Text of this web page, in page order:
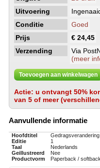
Uitvoering
Conditie
Goed
Prijs
€ 24,45
Verzending
Via
(meer
Toevoegen aan winkelwagen
Actie: u ontvangt 50%
van 5 of meer
Aanvullende informatie
Hoofdtitel
Editie
1
Taal
Nederlands
Geillustreerd
Nee
Productvorm
Paperback /